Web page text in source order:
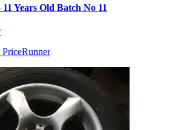
Years Old Batch No 11
PriceRunner